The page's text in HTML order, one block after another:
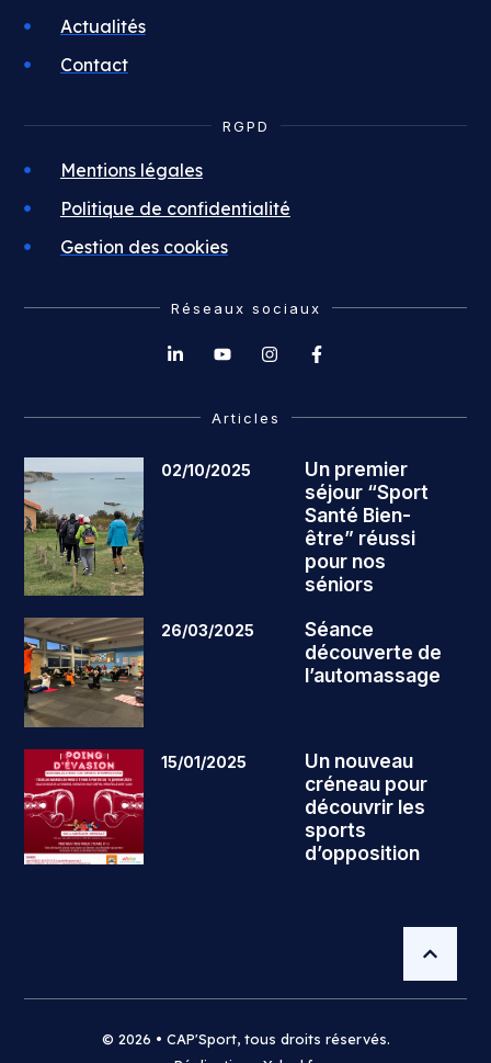
Actualités
Contact
RGPD
Mentions légales
Politique de confidentialité
Gestion des cookies
Réseaux sociaux
Articles
02/10/2025
Un premier
séjour “Sport
Santé Bien-
être” réussi
pour nos
séniors
26/03/2025
Séance
découverte de
l’automassage
15/01/2025
Un nouveau
créneau pour
découvrir les
sports
d’opposition
© 2026 • CAP'Sport, tous droits réservés.